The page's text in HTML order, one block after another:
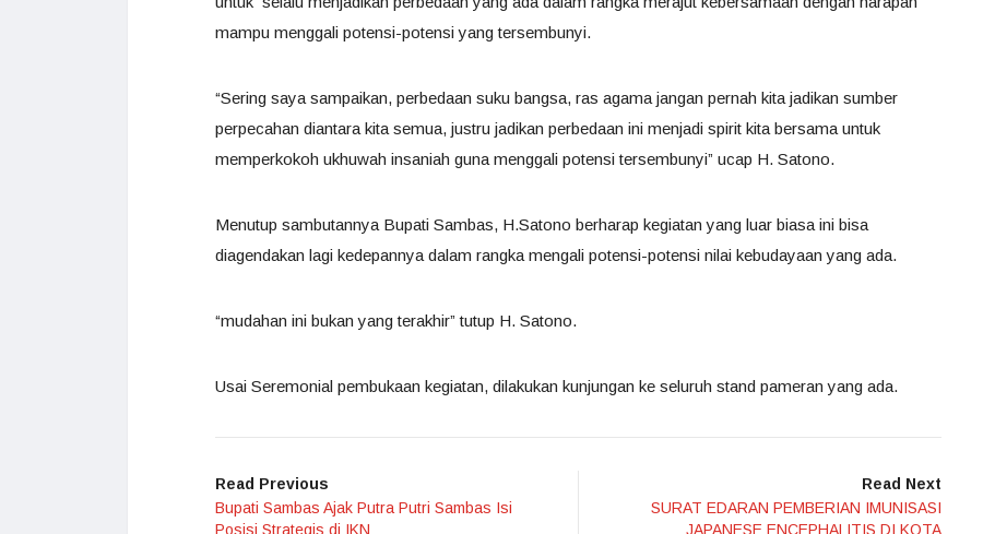
mampu menggali potensi-potensi yang tersembunyi.
“Sering saya sampaikan, perbedaan suku bangsa, ras agama jangan pernah kita jadikan sumber
perpecahan diantara kita semua, justru jadikan perbedaan ini menjadi spirit kita bersama untuk
memperkokoh ukhuwah insaniah guna menggali potensi tersembunyi” ucap H. Satono.
Menutup sambutannya Bupati Sambas, H.Satono berharap kegiatan yang luar biasa ini bisa
diagendakan lagi kedepannya dalam rangka mengali potensi-potensi nilai kebudayaan yang ada.
“mudahan ini bukan yang terakhir” tutup H. Satono.
Usai Seremonial pembukaan kegiatan, dilakukan kunjungan ke seluruh stand pameran yang ada.
Read Previous
Bupati Sambas Ajak Putra Putri Sambas Isi
Posisi Strategis di IKN
Read Next
SURAT EDARAN PEMBERIAN IMUNISASI
JAPANESE ENCEPHALITIS DI KOTA